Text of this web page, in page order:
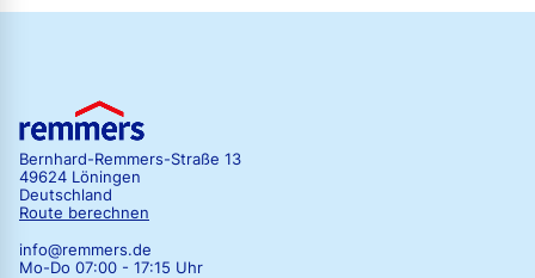
Bernhard-Remmers-Straße 13
49624 Löningen
Deutschland
Route berechnen
info@remmers.de
Mo-Do 07:00 - 17:15 Uhr